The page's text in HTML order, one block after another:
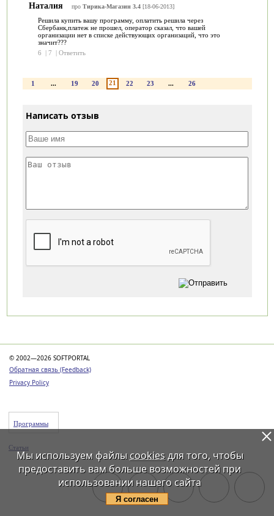
Наталия про Тирика-Магазин 3.4[18-06-2013]
Решила купить вашу программу, оплатить решила через
Сбербанк,платеж не прошел, оператор сказал, что вашей
организации нет в списке действующих организаций, что это
значит???
6
| 7 | Ответить
1 ... 19 20 21 22 23 ... 26
Написать отзыв
© 2002—2026 SOFTPORTAL
Обратная связь (Feedback)
Privacy Policy
Программы
Статьи
Мы используем файлы cookiesдля того, чтобы
предоставить вам больше возможностей при
использовании нашего сайта